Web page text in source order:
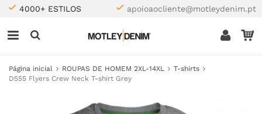
4000+ ESTILOS apoioaocliente@motleydenim.pt
Página inicial ROUPAS DE HOMEM 2XL-14XL
T-shirts
D555 Flyers Crew Neck T-shirt Grey